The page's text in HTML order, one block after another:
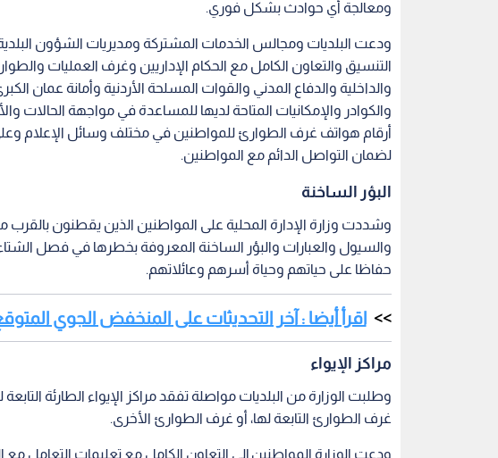
ومعالجة أي حوادث بشكل فوري.
ودعت البلديات ومجالس الخدمات المشتركة ومديريات الشؤون
التنسيق والتعاون الكامل مع الحكام الإداريين وغرف العمليات
والداخلية والدفاع المدني والقوات المسلحة الأردنية وأمانة عمان
والكوادر والإمكانيات المتاحة لديها للمساعدة في مواجهة الحالات
أرقام هواتف غرف الطوارئ للمواطنين في مختلف وسائل الإعلام
لضمان التواصل الدائم مع المواطنين.
البؤر الساخنة
وشددت وزارة الإدارة المحلية على المواطنين الذين يقطنون
والسيول والعبارات والبؤر الساخنة المعروفة بخطرها في فصل
حفاظا على حياتهم وحياة أسرهم وعائلاتهم.
اقرأ أيضا : آخر التحديثات على المنخفض الجوي
مراكز الإيواء
وطلبت الوزارة من البلديات مواصلة تفقد مراكز الإيواء الطارئة
غرف الطوارئ التابعة لها، أو غرف الطوارئ الأخرى.
ودعت الوزارة المواطنين إلى التعاون الكامل مع تعليمات التعامل مع